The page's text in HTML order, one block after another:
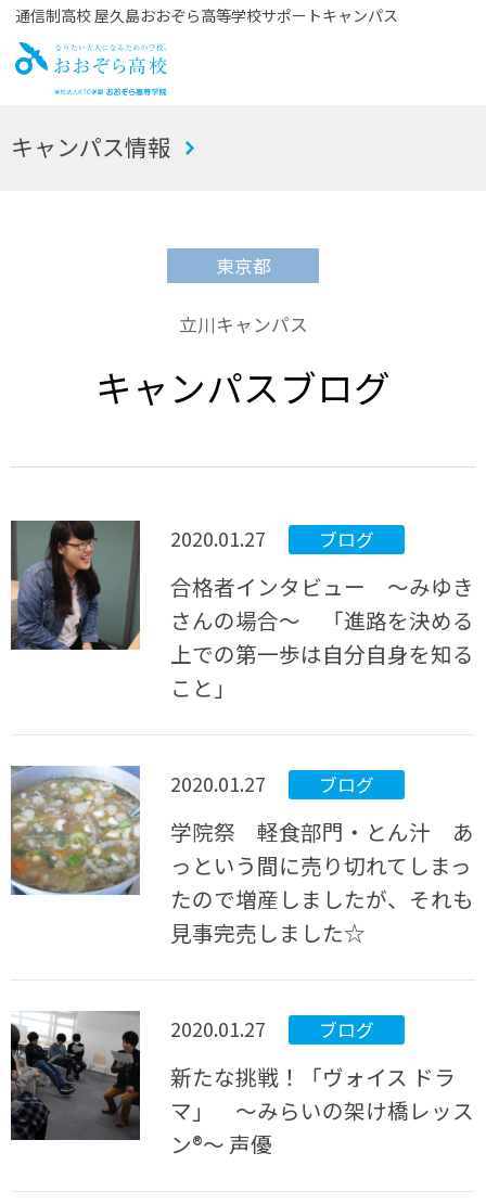
通信制高校 屋久島おおぞら高等学校サポートキャンパス
お
キャンパス情報
東京都
立川キャンパス
キャンパスブログ
2020.01.27 ブログ
合格者インタビュー ～みゆき
さんの場合～ 「進路を決める
上での第一歩は自分自身を知る
こと」
2020.01.27 ブログ
学院祭 軽食部門・とん汁 あ
っという間に売り切れてしまっ
たので増産しましたが、それも
見事完売しました☆
2020.01.27 ブログ
新たな挑戦！「ヴォイス ドラ
マ」 ～みらいの架け橋レッス
ン®～ 声優